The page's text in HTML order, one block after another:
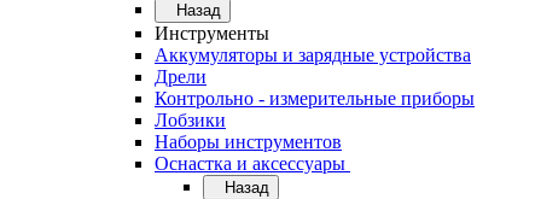
Назад
Инструменты
Аккумуляторы и зарядные устройства
Дрели
Контрольно - измерительные приборы
Лобзики
Наборы инструментов
Оснастка и аксессуары
Назад